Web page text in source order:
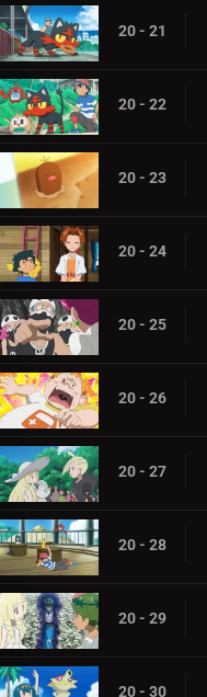
20 - 21
20 - 22
20 - 23
20 - 24
20 - 25
20 - 26
20 - 27
20 - 28
20 - 29
20 - 30